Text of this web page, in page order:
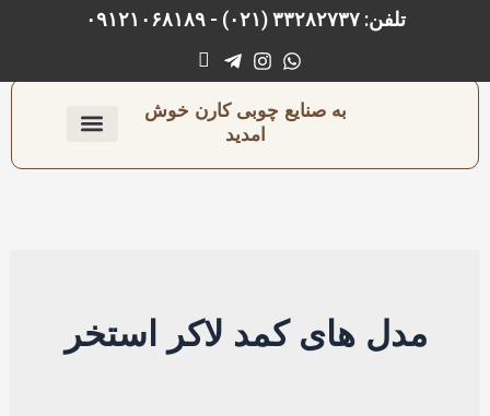
محتوا
تلفن: ۳۳۲۸۲۷۳۷ (۰۲۱) - ۰۹۱۲۱۰۶۸۱۸۹
به صنایع چوبی کارن خوش
امدید
مدل های کمد لاکر استخر